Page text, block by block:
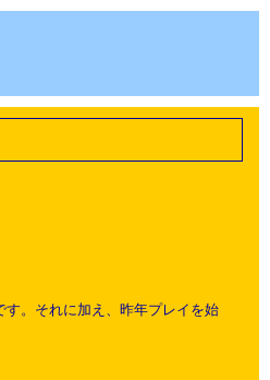
。それに加え、昨年プレイを始